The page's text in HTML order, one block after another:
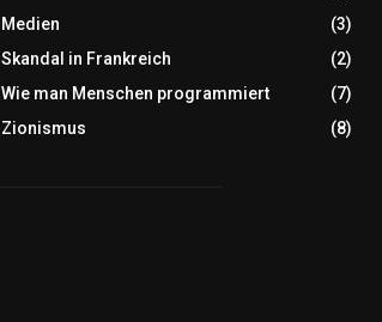
Medien
(3)
Skandal in Frankreich
(2)
Wie man Menschen programmiert
(7)
Zionismus
(8)